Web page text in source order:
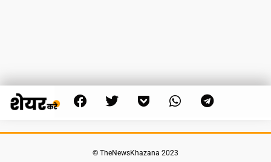
© TheNewsKhazana 2023